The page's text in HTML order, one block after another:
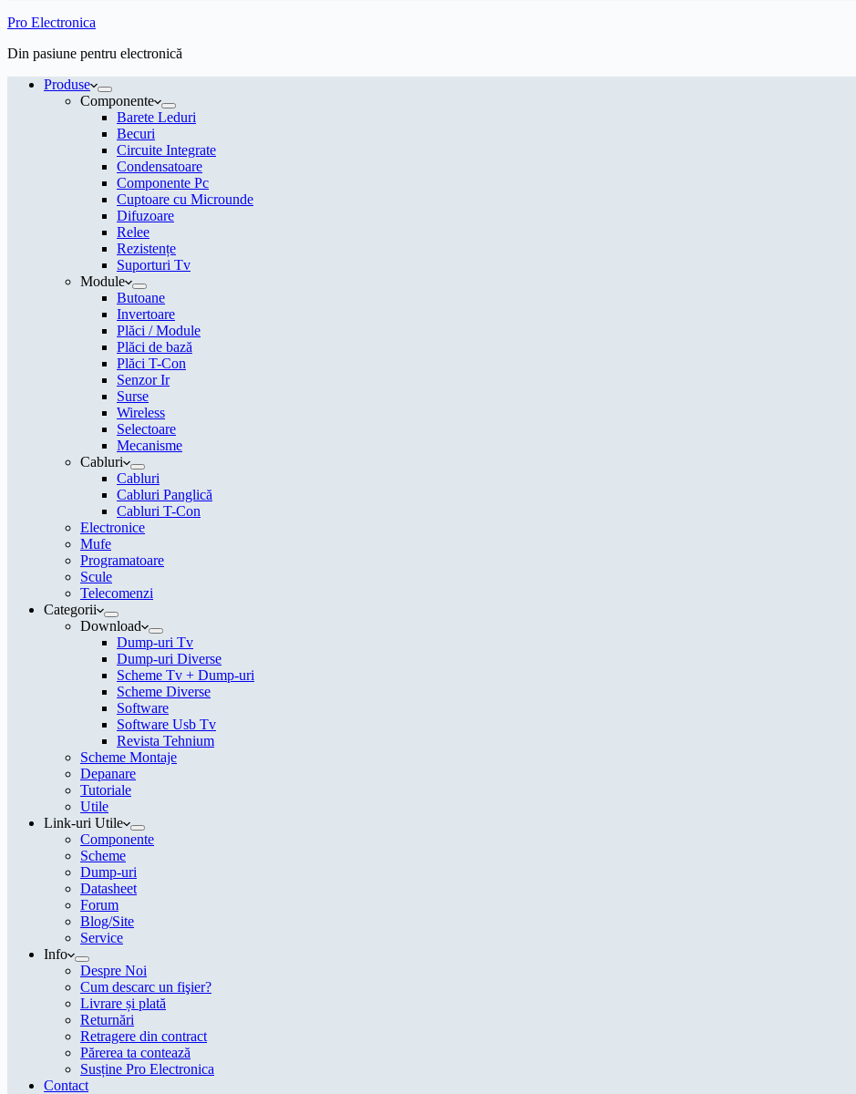
Pro Electronica
Din pasiune pentru electronică
Produse
Componente
Barete Leduri
Becuri
Circuite Integrate
Condensatoare
Componente Pc
Cuptoare cu Microunde
Difuzoare
Relee
Rezistențe
Suporturi Tv
Module
Butoane
Invertoare
Plăci / Module
Plăci de bază
Plăci T-Con
Senzor Ir
Surse
Wireless
Selectoare
Mecanisme
Cabluri
Cabluri
Cabluri Panglică
Cabluri T-Con
Electronice
Mufe
Programatoare
Scule
Telecomenzi
Categorii
Download
Dump-uri Tv
Dump-uri Diverse
Scheme Tv + Dump-uri
Scheme Diverse
Software
Software Usb Tv
Revista Tehnium
Scheme Montaje
Depanare
Tutoriale
Utile
Link-uri Utile
Componente
Scheme
Dump-uri
Datasheet
Forum
Blog/Site
Service
Info
Despre Noi
Cum descarc un fişier?
Livrare și plată
Returnări
Retragere din contract
Părerea ta contează
Susține Pro Electronica
Contact